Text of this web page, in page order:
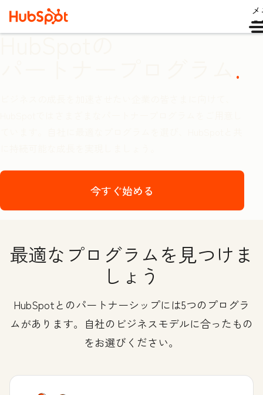
HubSpotの
今すぐ始める
最適なプログラムを見つけま
しょう
HubSpotとのパートナーシップには5つのプログラ
ムがあります。自社のビジネスモデルに合ったもの
をお選びください。